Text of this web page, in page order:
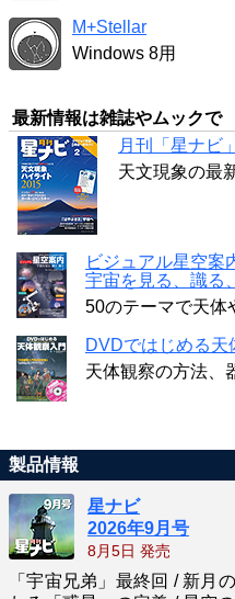
M+Stellar
Windows 8用
最新情報は雑誌やムックで
月刊「星ナビ」
天文現象の最
ビジュアル星空案
宇宙を見る、識る
50のテーマで天体
DVDではじめる天
天体観察の方法、
製品情報
星ナビ
2026年9月号
8月5日 発売
「宇宙兄弟」最終回 / 新月